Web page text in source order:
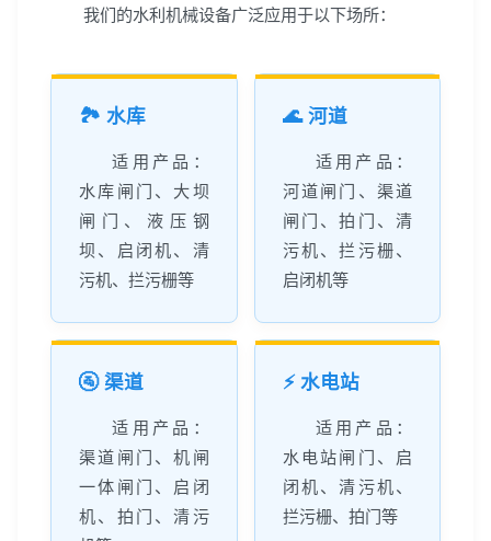
我们的水利机械设备广泛应用于以下场所：
🏞️ 水库
适用产品：
水库闸门、大坝
闸门、液压钢
坝、启闭机、清
污机、拦污栅等
🌊 河道
适用产品：
河道闸门、渠道
闸门、拍门、清
污机、拦污栅、
启闭机等
🚰 渠道
适用产品：
渠道闸门、机闸
一体闸门、启闭
机、拍门、清污
⚡ 水电站
适用产品：
水电站闸门、启
闭机、清污机、
拦污栅、拍门等